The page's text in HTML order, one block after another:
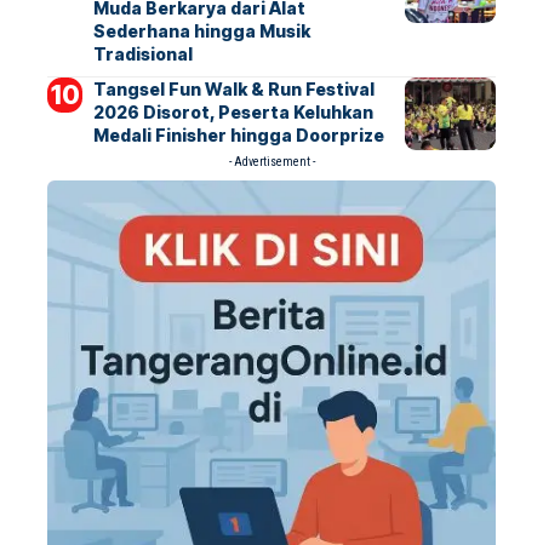
Muda Berkarya dari Alat
Sederhana hingga Musik
Tradisional
Tangsel Fun Walk & Run Festival
2026 Disorot, Peserta Keluhkan
Medali Finisher hingga Doorprize
- Advertisement -